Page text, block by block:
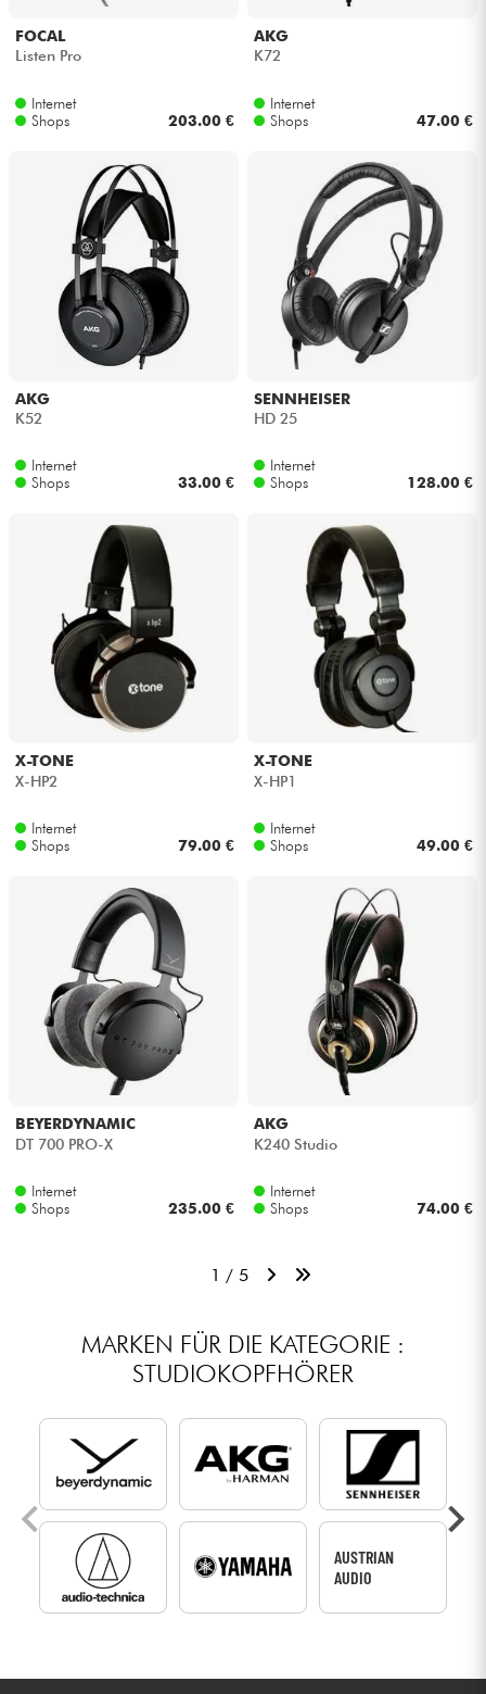
FOCAL
Listen Pro
Internet
Shops
203.00 €
AKG
K72
Internet
Shops
47.00 €
AKG
K52
Internet
Shops
33.00 €
SENNHEISER
HD 25
Internet
Shops
128.00 €
X-TONE
X-HP2
Internet
Shops
79.00 €
X-TONE
X-HP1
Internet
Shops
49.00 €
BEYERDYNAMIC
DT 700 PRO-X
Internet
Shops
235.00 €
AKG
K240 Studio
Internet
Shops
74.00 €
1 / 5
MARKEN FÜR DIE KATEGORIE :
STUDIOKOPFHÖRER
AUSTRIAN
AUDIO